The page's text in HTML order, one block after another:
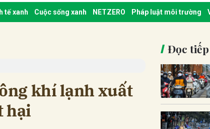
tế xanh Cuộc sống xanh NETZERO Pháp luật môi trường
khí lạnh xuất
hại
Đọc tiếp